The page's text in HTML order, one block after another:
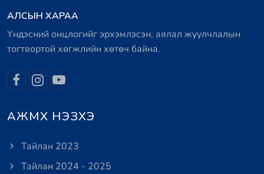
АЛСЫН ХАРАА
Үндэсний онцлогийг эрхэмлэсэн, аялал жуулчлалын
тогтвортой хөгжлийн хөтөч байна.
АЖМХ НЭЗХЭ
Тайлан 2023
Тайлан 2024 - 2025